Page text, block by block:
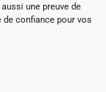
une preuve de
confiance pour vos